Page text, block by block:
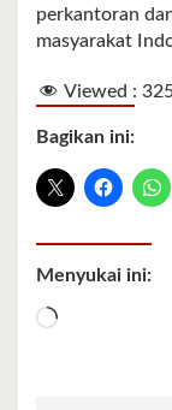
perkantoran
masyarakat
Viewed :
Bagikan ini:
Menyukai ini:
Memuat...